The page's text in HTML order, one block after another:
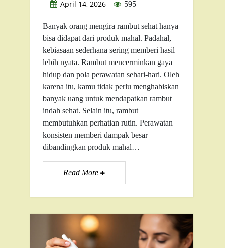
April 14, 2026 595
Banyak orang mengira rambut sehat hanya
bisa didapat dari produk mahal. Padahal,
kebiasaan sederhana sering memberi hasil
lebih nyata. Rambut mencerminkan gaya
hidup dan pola perawatan sehari-hari. Oleh
karena itu, kamu tidak perlu menghabiskan
banyak uang untuk mendapatkan rambut
indah sehat. Selain itu, rambut
membutuhkan perhatian rutin. Perawatan
konsisten memberi dampak besar
dibandingkan produk mahal…
Read More